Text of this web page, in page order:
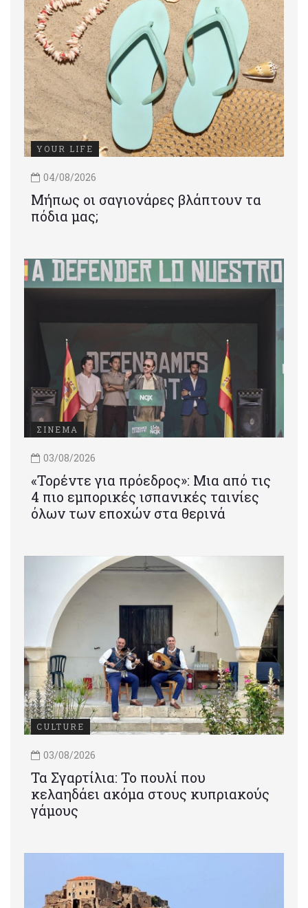
YOUR LIFE
04/08/2026
Μήπως οι σαγιονάρες βλάπτουν τα
πόδια μας;
ΣΙΝΕΜΑ
03/08/2026
«Τορέντε για πρόεδρος»: Mια από τις
4 πιο εμπορικές ισπανικές ταινίες
όλων των εποχών στα θερινά
CULTURE
03/08/2026
Τα Σγαρτίλια: Το πουλί που
κελαηδάει ακόμα στους κυπριακούς
γάμους